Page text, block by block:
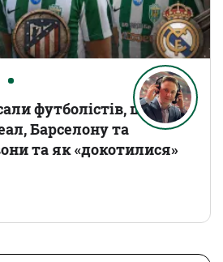
футболістів, що
Барселону та
та як «докотилися»